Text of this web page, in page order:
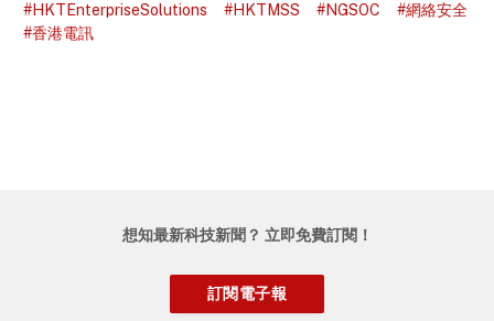
#HKTEnterpriseSolutions #HKTMSS #NGSOC
#網絡安全
#香港電訊
想知最新科技新聞？ 立即免費訂閱！